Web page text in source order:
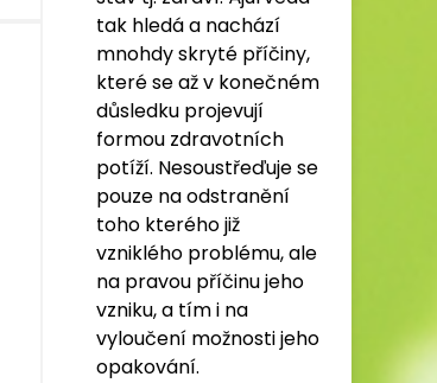
tak hledá a nachází
mnohdy skryté příčiny,
které se až v konečném
důsledku projevují
formou zdravotních
potíží. Nesoustřeďuje se
pouze na odstranění
toho kterého již
vzniklého problému, ale
na pravou příčinu jeho
vzniku, a tím i na
vyloučení možnosti jeho
opakování.